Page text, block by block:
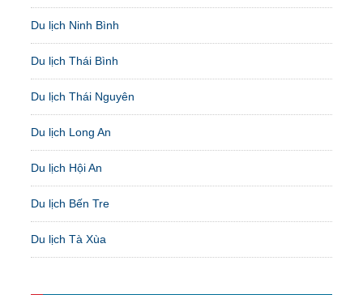
Du lịch Ninh Bình
Du lịch Thái Bình
Du lịch Thái Nguyên
Du lịch Long An
Du lịch Hội An
Du lịch Bến Tre
Du lịch Tà Xùa